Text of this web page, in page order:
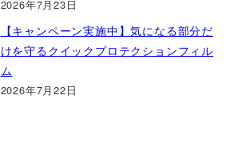
2026年7月23日
【キャンペーン実施中】気になる部分だ
けを守るクイックプロテクションフィル
ム
2026年7月22日